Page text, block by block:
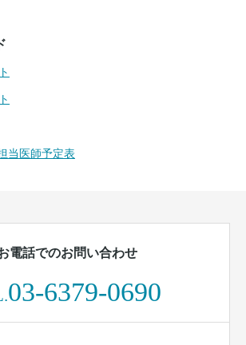
当医師予定表
電話でのお問い合わせ
03-6379-0690